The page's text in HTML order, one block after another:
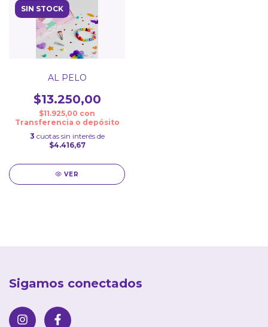
SIN STOCK
AL PELO
$13.250,00
$11.925,00 con
Transferencia o depósito
3 cuotas sin interés de
$4.416,67
VER
Sigamos conectados